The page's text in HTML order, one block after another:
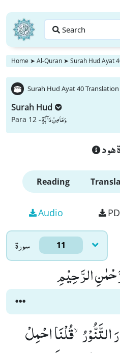
Search
Home ➤ Al-Quran ➤ Surah Hud Ayat
Surah Hud Ayat 40 Translation
Surah Hud
Para 12 -وَ مَا مِنْ دَآبَّةٍ
هود
Reading
Audio
سورۃ 11
الرَّحِیْمِ
التَّنُّوْرُۙ-قُلْنَا احْمِلْ